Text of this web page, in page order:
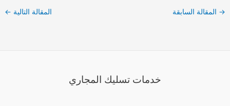
→ المقالة السابقة المقالة التالية ←
خدمات تسليك المجاري